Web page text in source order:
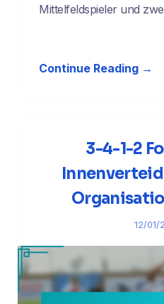
Mittelfeldspieler und
Continue Reading →
3-4-1-2
12/01/